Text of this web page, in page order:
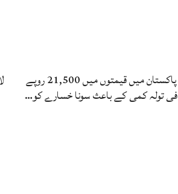
پاکستان میں قیمتوں میں 21,500 روپے
فی تولہ کمی کے باعث سونا خسارے کو…